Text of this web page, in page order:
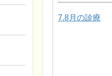
7.8月の診療